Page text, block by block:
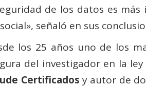
de los datos es
señaló en sus
los 25 años uno de los
del investigador en la
Certificados y autor de